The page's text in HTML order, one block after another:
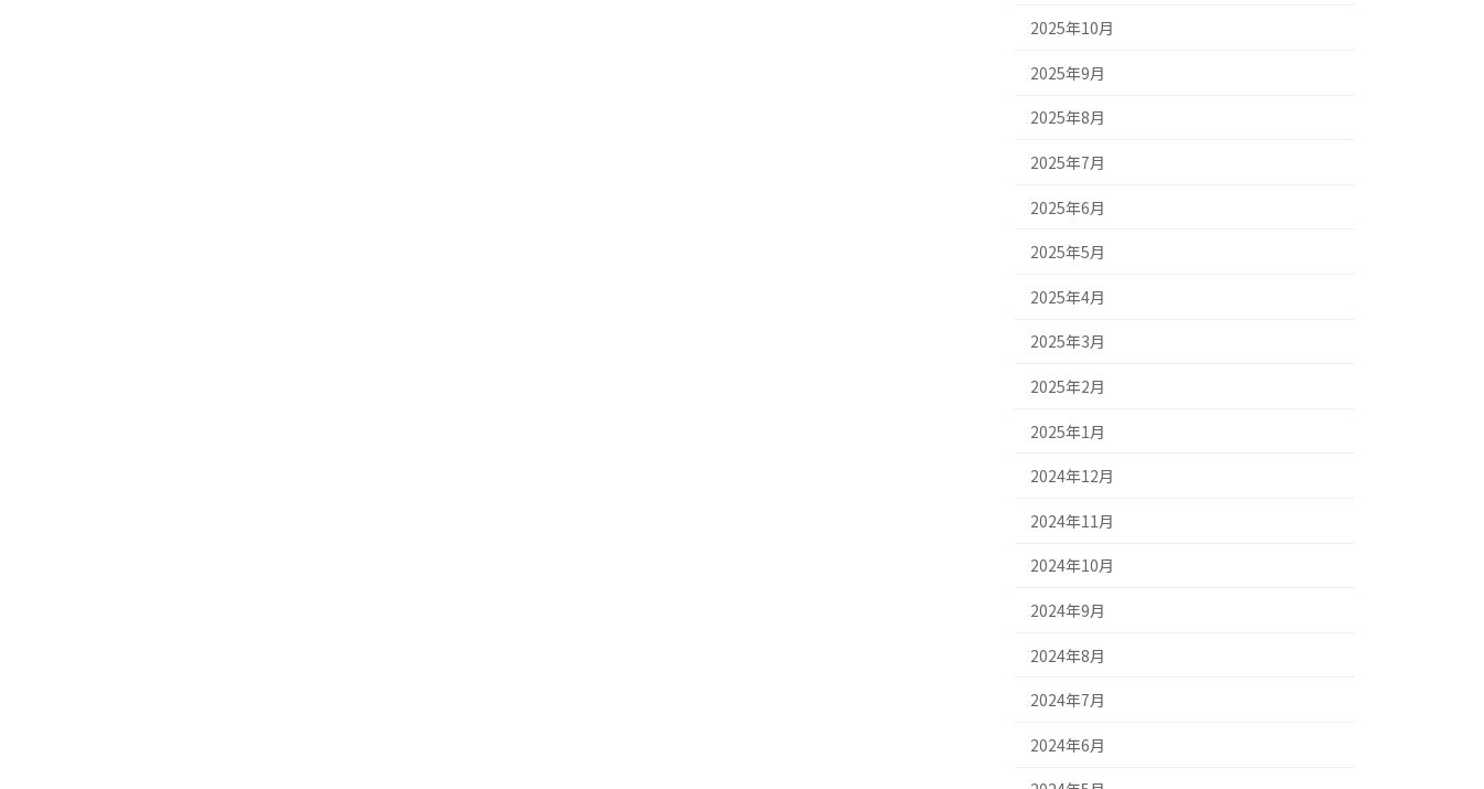
2025年10月
2025年9月
2025年8月
2025年7月
2025年6月
2025年5月
2025年4月
2025年3月
2025年2月
2025年1月
2024年12月
2024年11月
2024年10月
2024年9月
2024年8月
2024年7月
2024年6月